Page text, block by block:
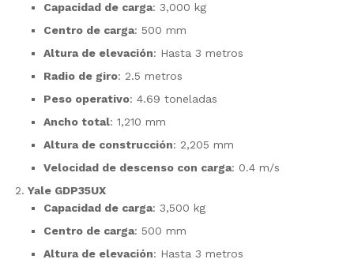
Capacidad de carga: 3,000 kg
Centro de carga: 500 mm
Altura de elevación: Hasta 3 metros
Radio de giro: 2.5 metros
Peso operativo: 4.69 toneladas
Ancho total: 1,210 mm
Altura de construcción: 2,205 mm
Velocidad de descenso con carga: 0.4 m/s
Yale GDP35UX
Capacidad de carga: 3,500 kg
Centro de carga: 500 mm
Altura de elevación: Hasta 3 metros